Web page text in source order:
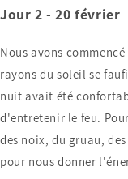
Jour 2 - 20 février
Nous avons
rayons du soleil se
nuit avait été
d'entretenir le feu.
des noix, du gruau,
pour nous donner